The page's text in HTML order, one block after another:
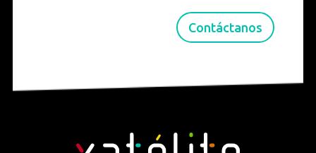
Contáctanos